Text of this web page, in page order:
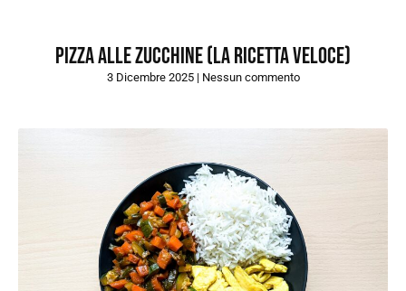
Pizza alle zucchine (la ricetta veloce)
3 Dicembre 2025 Nessun commento